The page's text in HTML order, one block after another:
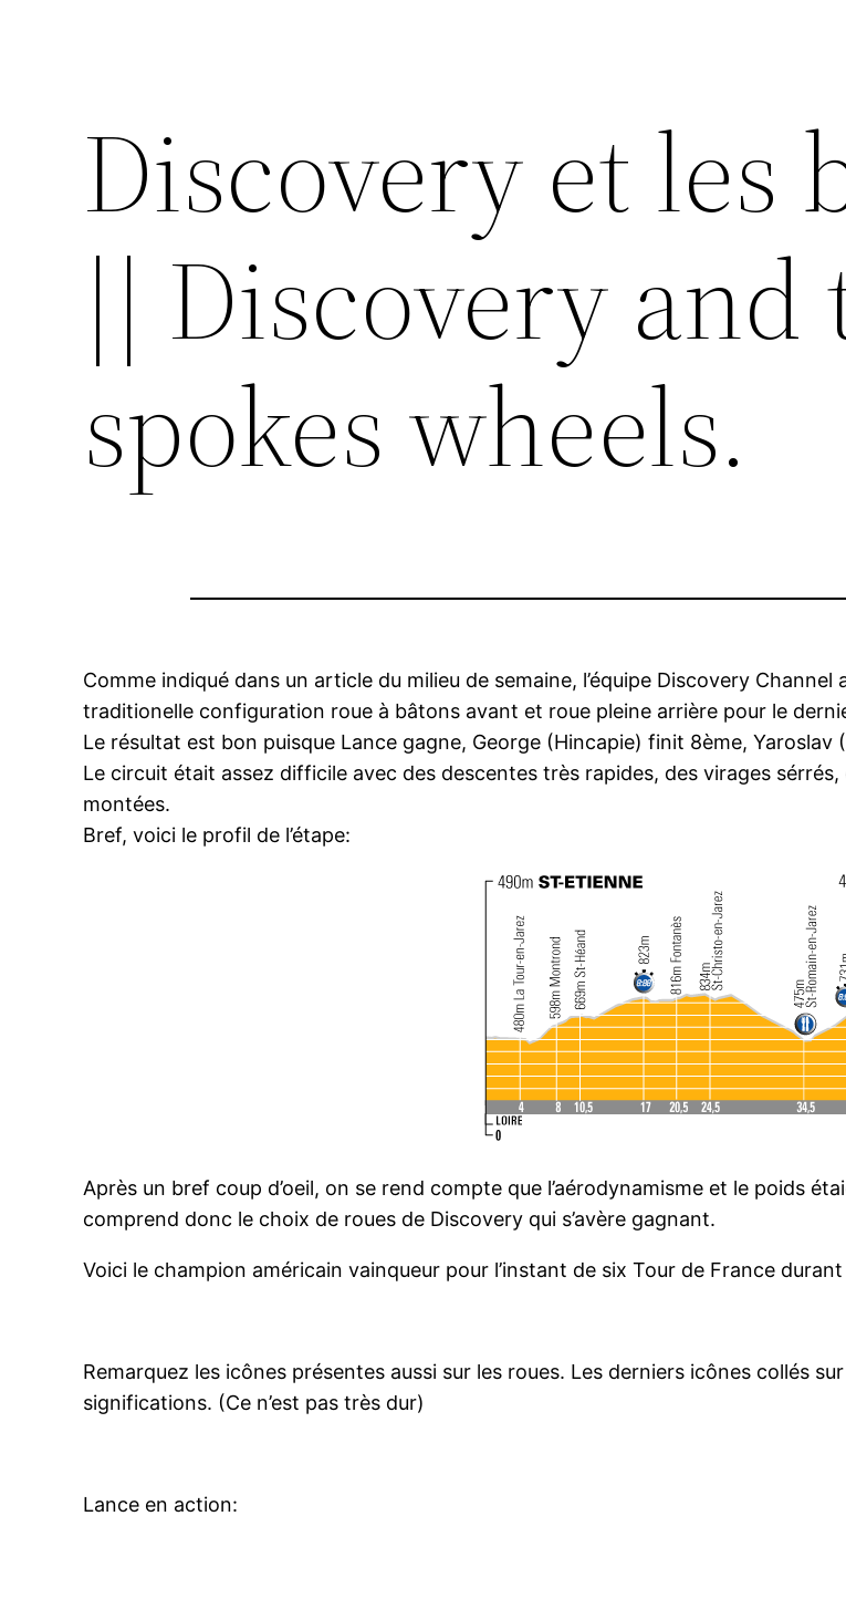
Discovery et les
|| Discovery and
spokes wheels.
Comme indiqué dans un article du milieu de semaine, l’équipe Discovery
traditionelle configuration roue à bâtons avant et roue pleine arrière pour le
Le résultat est bon puisque Lance gagne, George (Hincapie) finit 8ème,
Le circuit était assez difficile avec des descentes très rapides, des virages
montées.
Bref, voici le profil de l’étape:
Après un bref coup d’oeil, on se rend compte que l’aérodynamisme et le poids
comprend donc le choix de roues de Discovery qui s’avère gagnant.
Voici le champion américain vainqueur pour l’instant de six Tour de France durant
Remarquez les icônes présentes aussi sur les roues. Les derniers icônes collés
significations. (Ce n’est pas très dur)
Lance en action: